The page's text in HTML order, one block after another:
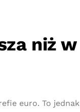
niż w
euro. To jednak